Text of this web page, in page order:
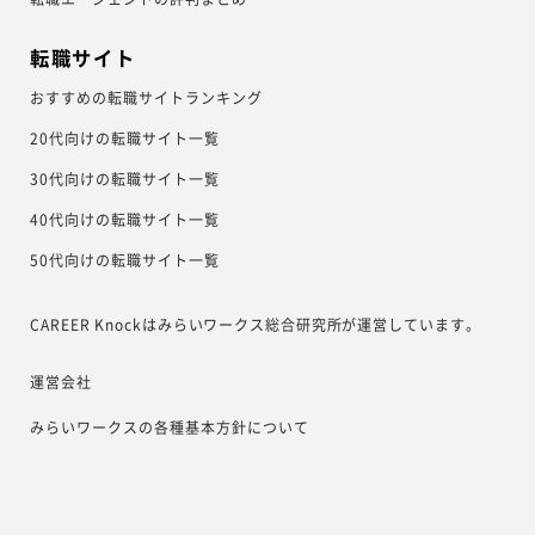
転職サイト
おすすめの転職サイトランキング
20代向けの転職サイト一覧
30代向けの転職サイト一覧
40代向けの転職サイト一覧
50代向けの転職サイト一覧
CAREER Knockはみらいワークス総合研究所が運営しています。
運営会社
みらいワークスの各種基本方針について